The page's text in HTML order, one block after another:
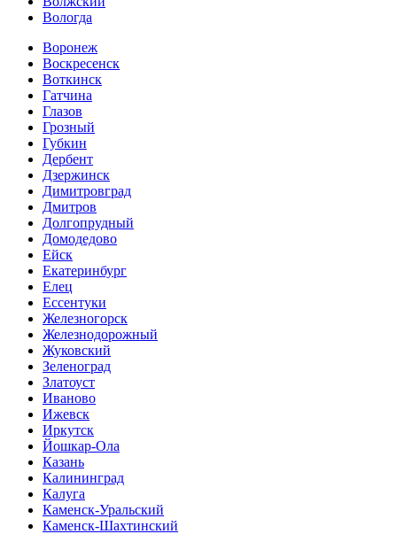
Вологда
Воронеж
Воскресенск
Воткинск
Гатчина
Глазов
Грозный
Губкин
Дербент
Дзержинск
Димитровград
Дмитров
Долгопрудный
Домодедово
Ейск
Екатеринбург
Елец
Ессентуки
Железногорск
Железнодорожный
Жуковский
Зеленоград
Златоуст
Иваново
Ижевск
Иркутск
Йошкар-Ола
Казань
Калининград
Калуга
Каменск-Уральский
Каменск-Шахтинский